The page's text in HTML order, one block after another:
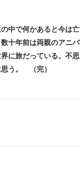
中で何かあると今は亡
十年前は両親のアニバ
に旅だっている。不思
う。 （完）